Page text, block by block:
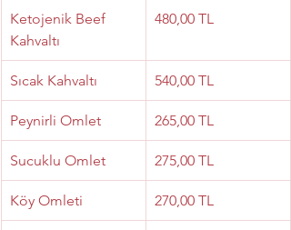
Ketojenik Beef
Kahvaltı
480,00 TL
Sıcak Kahvaltı 540,00 TL
Peynirli Omlet 265,00 TL
Sucuklu Omlet 275,00 TL
Köy Omleti 270,00 TL